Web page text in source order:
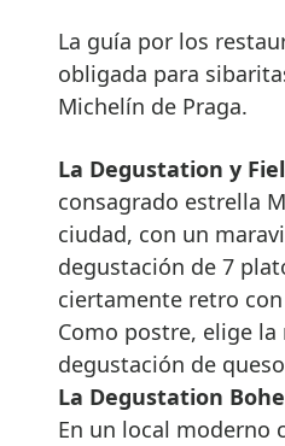
La guía por los
obligada para
Michelín de Praga.
La Degustation y
consagrado estrella
ciudad, con un
degustación de 7
ciertamente retro
Como postre, elige la
degustación de
La Degustation
En un local moderno